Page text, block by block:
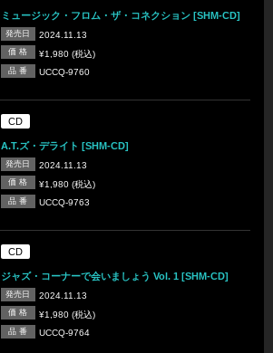
ミュージック・フロム・ザ・コネクション [SHM-CD]
発売日 2024.11.13
価 格 ¥1,980 (税込)
品 番 UCCQ-9760
CD
A.T.ズ・デライト [SHM-CD]
発売日 2024.11.13
価 格 ¥1,980 (税込)
品 番 UCCQ-9763
CD
ジャズ・コーナーで会いましょう Vol. 1 [SHM-CD]
発売日 2024.11.13
価 格 ¥1,980 (税込)
品 番 UCCQ-9764